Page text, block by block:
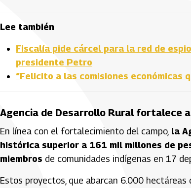
Lee también
Fiscalía pide cárcel para la red de
presidente Petro
“Felicito a las comisiones económicas
Agencia de Desarrollo Rural fortalece
En línea con el fortalecimiento del campo, la
histórica superior a 161 mil millones de
miembros de comunidades indígenas en 17
Estos proyectos, que abarcan 6.000